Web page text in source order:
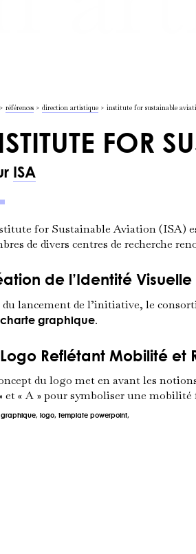
références> direction artistique> institute for sustainable
FOR
ISA
for Sustainable Aviation(ISA)
de divers centres de recherche
de l’Identité Visuelle
du lancement de l’initiative, le
graphique.
Reflétant Mobilité et
du logo met en avant les
et « A » pour symboliser une
logo, template powerpoint,